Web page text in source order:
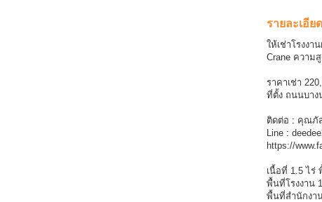
รายละเอียด
ให้เช่าโรงงา
Crane ความ
ราคาเช่า
ที่ตั้ง ถนนบาง
ติดต่อ : คุณภั
Line :
https://
เนื้อที่ 1.5 ไร่
พื้นที่โรงงาน
พื้นที่สำนักงา